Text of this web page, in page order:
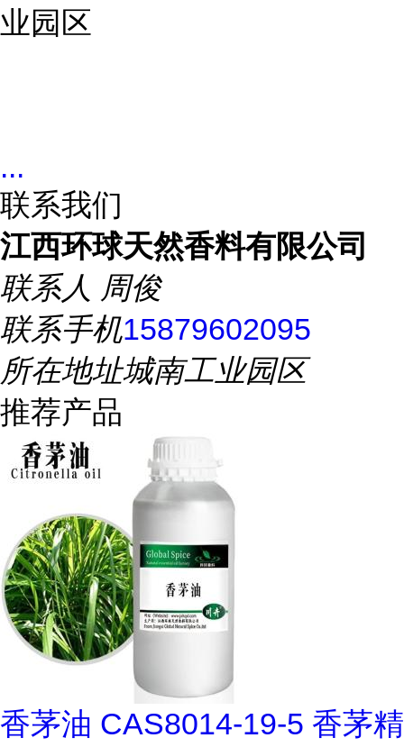
业园区
...
联系我们
江西环球天然香料有限公司
联系人 周俊
联系手机15879602095
所在地址城南工业园区
推荐产品
香茅油 CAS8014-19-5 香茅精